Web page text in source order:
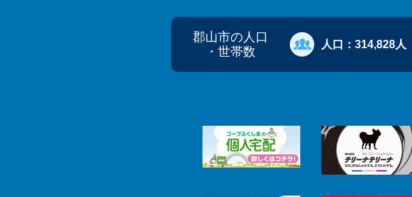
郡山市の人口
・世帯数
人口： 314,828人